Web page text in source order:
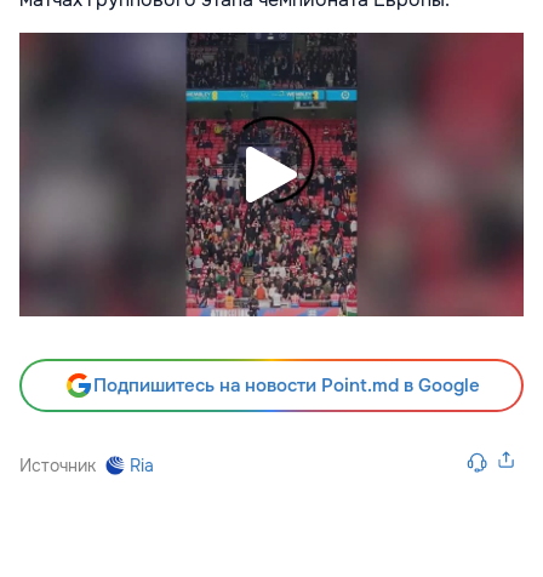
Подпишитесь на новости Point.md в Google
Источник Ria